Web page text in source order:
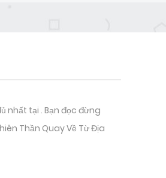
nhất tại . Bạn đọc đừng
Thần Quay Về Từ Địa